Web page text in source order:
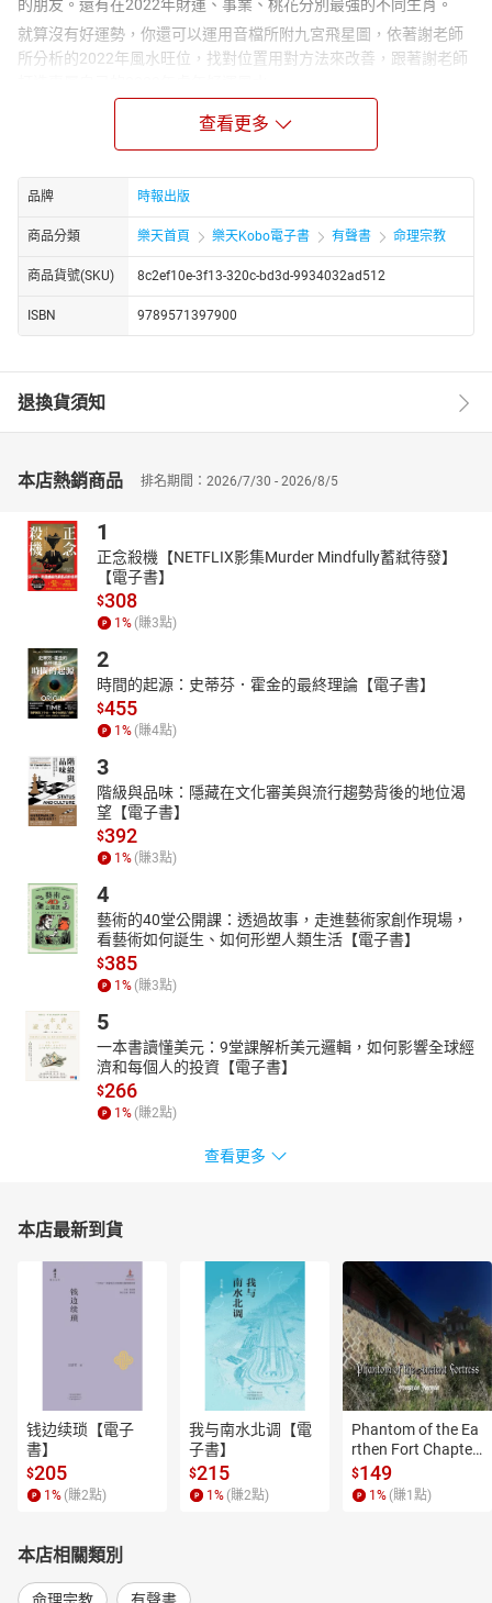
的朋友。還有在2022年財運、事業、桃花分別最強的不同生肖。
就算沒有好運勢，你還可以運用音檔所附九宮飛星圖，依著謝老師
所分析的2022年風水旺位，找對位置用對方法來改善，跟著謝老師
出書超過三十餘本，電視／新聞採訪超過二十餘年，以科學的角
度，平易近人的態度，深入淺出的言語，把易經堪輿風水生活化，
讓一般人都能聽懂、看懂。
是全世界第一位將專業風水透過電視節目傳遞到世界各地的專業易
經／風水／命理大師，台灣、中國、港澳、美國、日本、新加坡、
馬來西亞……電視、新聞、報紙各大國際媒體專訪專業易經／風水／
資歷
台灣易經／風水／命理界最知名國際級大師
中華堪輿道派第十七代掌門宗師
國際性亞洲傑出環境理論 風雲人物獎
中華道家「易經堪輿」卓越貢獻成就獎（NGO世界城市聯合頒獎）
中華易經十大名師（NGO世界城市聯合頒獎）
金鼎獎十大傑出星相命理學家
中國正統民俗風水教育協會總會創會理事長
【剪輯工程】
Poker J
【Track info】
Precious Life
Author / Artist: Savfk
Website: https://www.youtube.com/savfkmusic
壬寅年十二生肖整體運勢大解析
2022年財運風水應該如何佈置
2022年事業風水應該如何佈置
2022年文昌風水應該如何佈置
2022年應該特別注意什麼？
2022年桃花風水應該如何佈置
2022年提升人際關係風水應該如何佈置
查看更多
品牌 時報出版
商品分類 樂天首頁 樂天Kobo電子書 有聲書 命理宗教
商品貨號(SKU) 8c2ef10e-3f13-320c-bd3d-9934032ad512
ISBN 9789571397900
退換貨須知
本店熱銷商品 排名期間：2026/7/30 - 2026/8/5
1
正念殺機【NETFLIX影集Murder Mindfully蓄弒待發】
【電子書】
$308
1 % (賺3點)
2
時間的起源：史蒂芬．霍金的最終理論【電子書】
$455
1 % (賺4點)
3
階級與品味：隱藏在文化審美與流行趨勢背後的地位渴
望【電子書】
$392
1 % (賺3點)
4
藝術的40堂公開課：透過故事，走進藝術家創作現場，
看藝術如何誕生、如何形塑人類生活【電子書】
$385
1 % (賺3點)
5
一本書讀懂美元：9堂課解析美元邏輯，如何影響全球經
濟和每個人的投資【電子書】
$266
1 % (賺2點)
查看更多
本店最新到貨
钱边续琐【電子
書】
$205
1 % (賺2點)
我与南水北调【電
子書】
$215
1 % (賺2點)
Phantom of the Ea
rthen Fort Chapter
4【有聲書】
$149
1 % (賺1 點)
本店相關類別